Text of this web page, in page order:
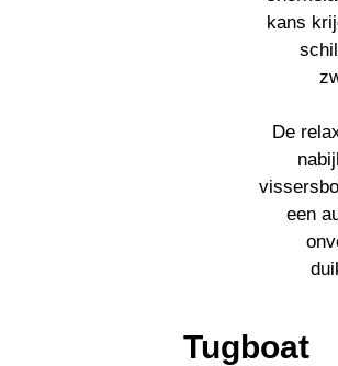
kans
De
een
Tugboat